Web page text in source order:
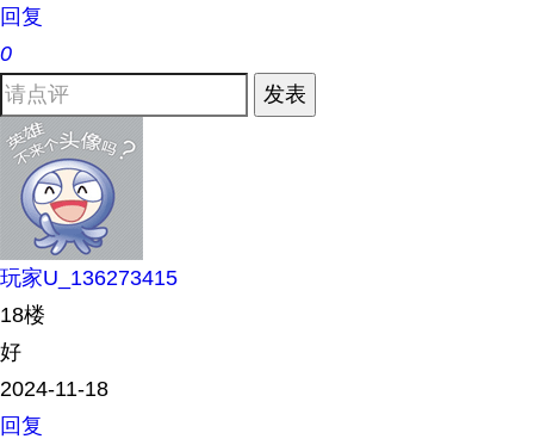
回复
0
发表
玩家U_136273415
18楼
好
2024-11-18
回复